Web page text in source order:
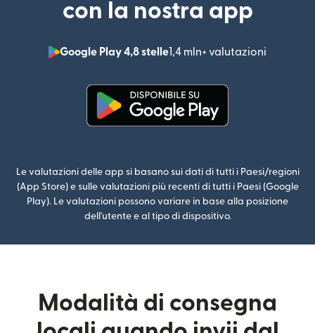
con la nostra app
Google Play 4,8 stelle1,4 mln+ valutazioni
Le valutazioni delle app si basano sui dati di tutti i Paesi/regioni
(App Store) e sulle valutazioni più recenti di tutti i Paesi (Google
Play). Le valutazioni possono variare in base alla posizione
dell'utente e al tipo di dispositivo.
Modalità di consegna